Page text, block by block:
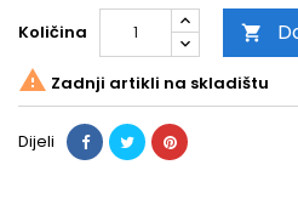
Količina 
 Zadnji artikli na skladištu
Dijeli